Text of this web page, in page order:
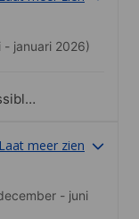
- januari 2026)
Laat meer zien
- juni